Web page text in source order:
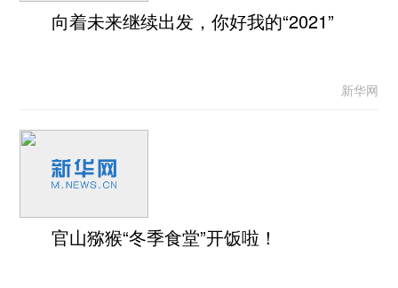
向着未来继续出发，你好我的“2021”
新华网
官山猕猴“冬季食堂”开饭啦！